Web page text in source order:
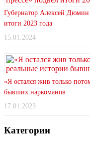
Губернатор Алексей Дюмин
итоги 2023 года
15.01.2024
«Я остался жив только
бывших наркоманов
17.01.2023
Категории